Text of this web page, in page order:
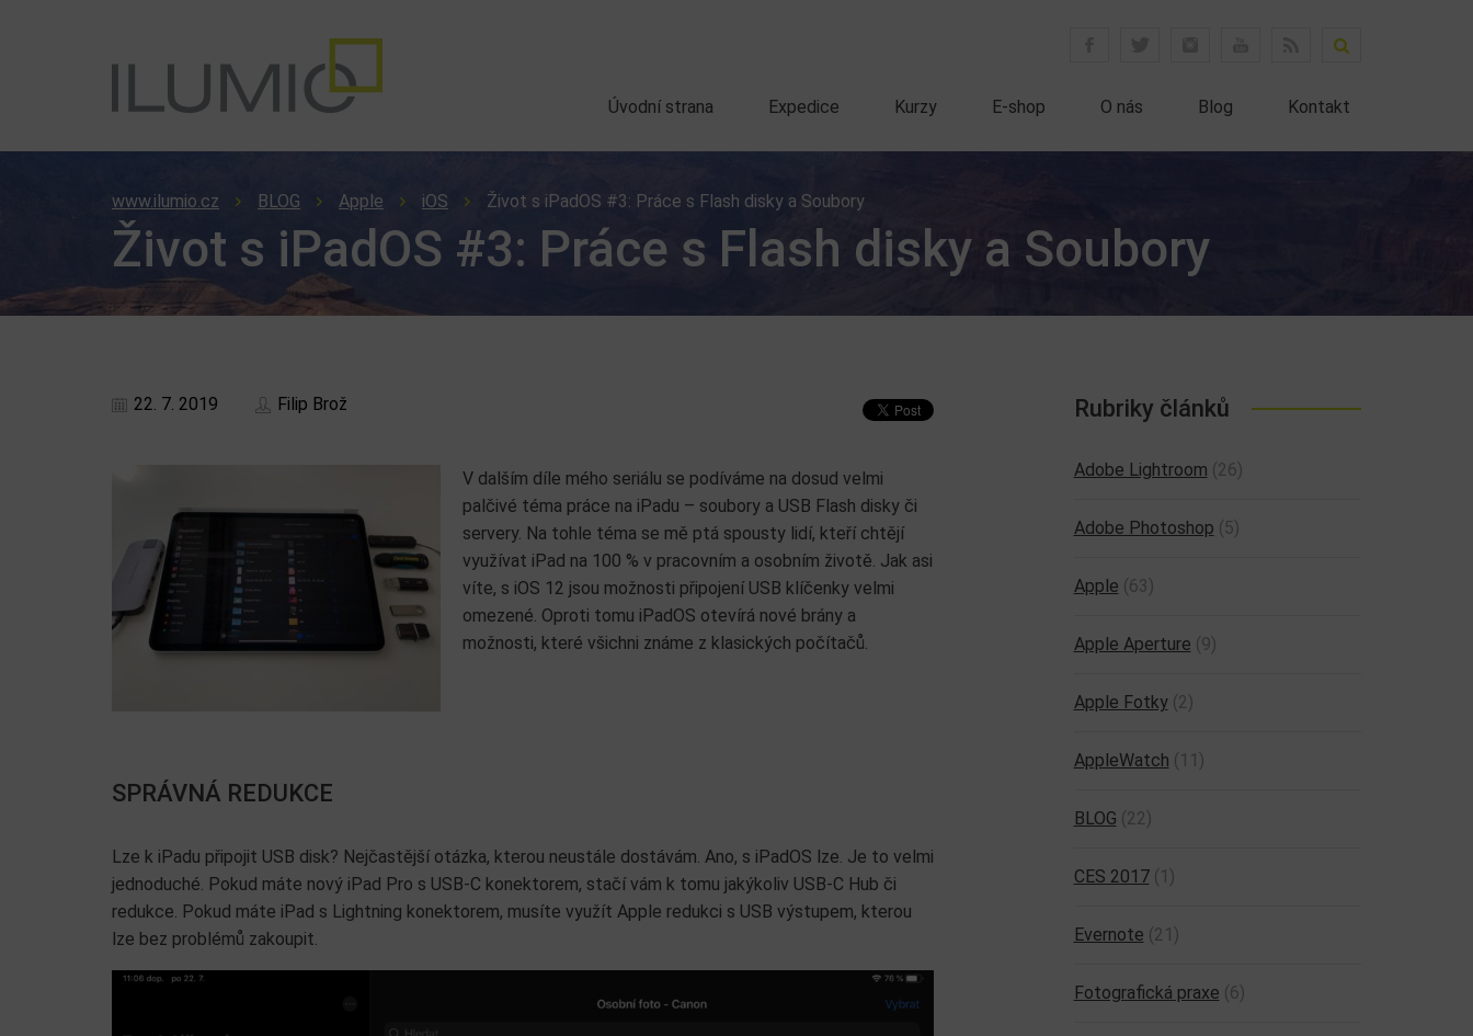
Úvodní strana Expedice Kurzy E-shop O nás Blog Kontakt
www.ilumio.cz BLOG Apple iOS Život s iPadOS #3: Práce s Flash disky a Soubory
Život s iPadOS #3: Práce s Flash disky a Soubory
22. 7. 2019 Filip Brož
V dalším díle mého seriálu se podíváme na dosud velmi
palčivé téma práce na iPadu – soubory a USB Flash disky či
servery. Na tohle téma se mě ptá spousty lidí, kteří chtějí
využívat iPad na 100 % v pracovním a osobním životě. Jak asi
víte, s iOS 12 jsou možnosti připojení USB klíčenky velmi
omezené. Oproti tomu iPadOS otevírá nové brány a
možnosti, které všichni známe z klasických počítačů.
SPRÁVNÁ REDUKCE
Lze k iPadu připojit USB disk? Nejčastější otázka, kterou neustále dostávám. Ano, s iPadOS lze. Je to velmi
jednoduché. Pokud máte nový iPad Pro s USB-C konektorem, stačí vám k tomu jakýkoliv USB-C Hub či
redukce. Pokud máte iPad s Lightning konektorem, musíte využít Apple redukci s USB výstupem, kterou
lze bez problémů zakoupit.
Rubriky článků
Adobe Lightroom (26)
Adobe Photoshop (5)
Apple (63)
Apple Aperture (9)
Apple Fotky(2)
AppleWatch (11)
BLOG (22)
CES 2017(1)
Evernote (21)
Fotografická praxe (6)